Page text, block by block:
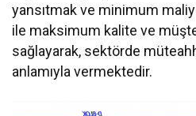
yansıtmak ve minimum
ile maksimum kalite ve
sağlayarak, sektörde
anlamıyla vermektedir.